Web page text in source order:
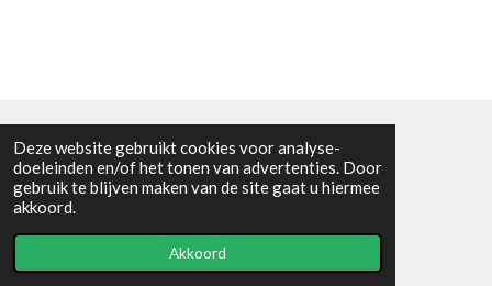
Deze website gebruikt cookies voor analyse-
doeleinden en/of het tonen van advertenties. Door
gebruik te blijven maken van de site gaat u hiermee
akkoord.
Akkoord
Algemene voorwaarden
© 2021 - RC en mineralenshop Het vlinderpad